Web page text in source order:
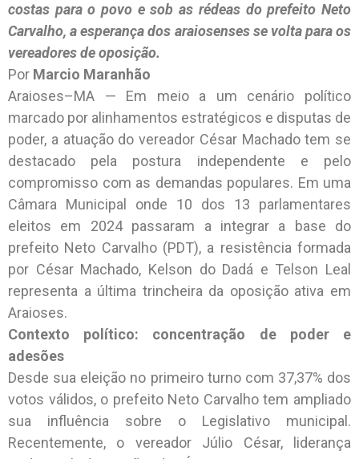
costas para o povo e sob as rédeas do prefeito Neto
Carvalho, a esperança dos araiosenses se volta para os
vereadores de oposição.
Por Marcio Maranhão
Araioses–MA — Em meio a um cenário político
marcado por alinhamentos estratégicos e disputas de
poder, a atuação do vereador César Machado tem se
destacado pela postura independente e pelo
compromisso com as demandas populares. Em uma
Câmara Municipal onde 10 dos 13 parlamentares
eleitos em 2024 passaram a integrar a base do
prefeito Neto Carvalho (PDT), a resistência formada
por César Machado, Kelson do Dadá e Telson Leal
representa a última trincheira da oposição ativa em
Araioses.
Contexto político: concentração de poder e
adesões
Desde sua eleição no primeiro turno com 37,37% dos
votos válidos, o prefeito Neto Carvalho tem ampliado
sua influência sobre o Legislativo municipal.
Recentemente, o vereador Júlio César, liderança